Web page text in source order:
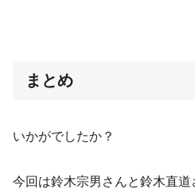
まとめ
いかがでしたか？
今回は鈴木宗男さんと鈴木直